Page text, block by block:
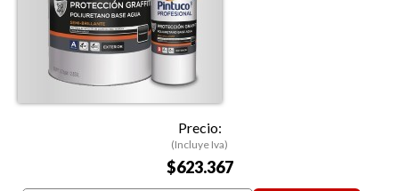
Precio:
(Incluye Iva)
$623.367